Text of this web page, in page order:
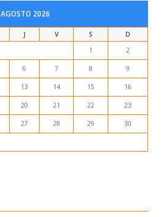
AGOSTO 2026
J V S
D
1
2
6 7 8 9
13 14 15 16
20 21 22 23
27 28 29 30